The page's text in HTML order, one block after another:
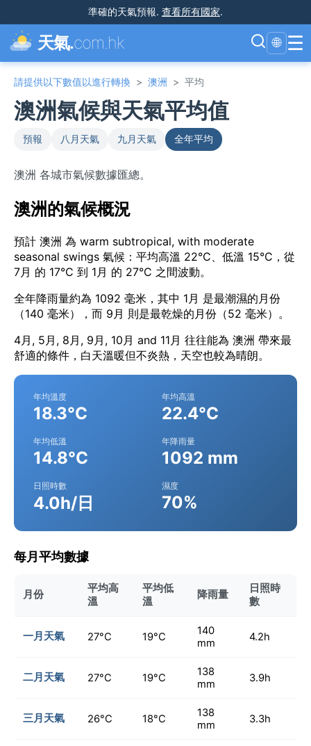
準確的天氣預報. 查看所有國家.
天氣.com.hk 🌐 ☰
請提供以下數值以進行轉換 > 澳洲 > 平均
澳洲氣候與天氣平均值
預報 八月天氣 九月天氣 全年平均
澳洲 各城市氣候數據匯總。
澳洲的氣候概況
預計 澳洲 為 warm subtropical, with moderate
seasonal swings 氣候：平均高溫 22°C、低溫 15°C，從
7月 的 17°C 到 1月 的 27°C 之間波動。
全年降雨量約為 1092 毫米，其中 1月 是最潮濕的月份
（140 毫米），而 9月 則是最乾燥的月份（52 毫米）。
4月, 5月, 8月, 9月, 10月 and 11月 往往能為 澳洲 帶來最
舒適的條件，白天溫暖但不炎熱，天空也較為晴朗。
年均溫度
18.3°C
年均高溫
22.4°C
年均低溫
14.8°C
年降雨量
1092 mm
日照時數
4.0h/日
濕度
70%
每月平均數據
月份
平均高
溫
平均低
溫
降雨量
日照時
數
一月天氣 27°C 19°C
140
mm
4.2h
二月天氣 27°C 19°C
138
mm
3.9h
三月天氣 26°C 18°C
138
mm
3.3h